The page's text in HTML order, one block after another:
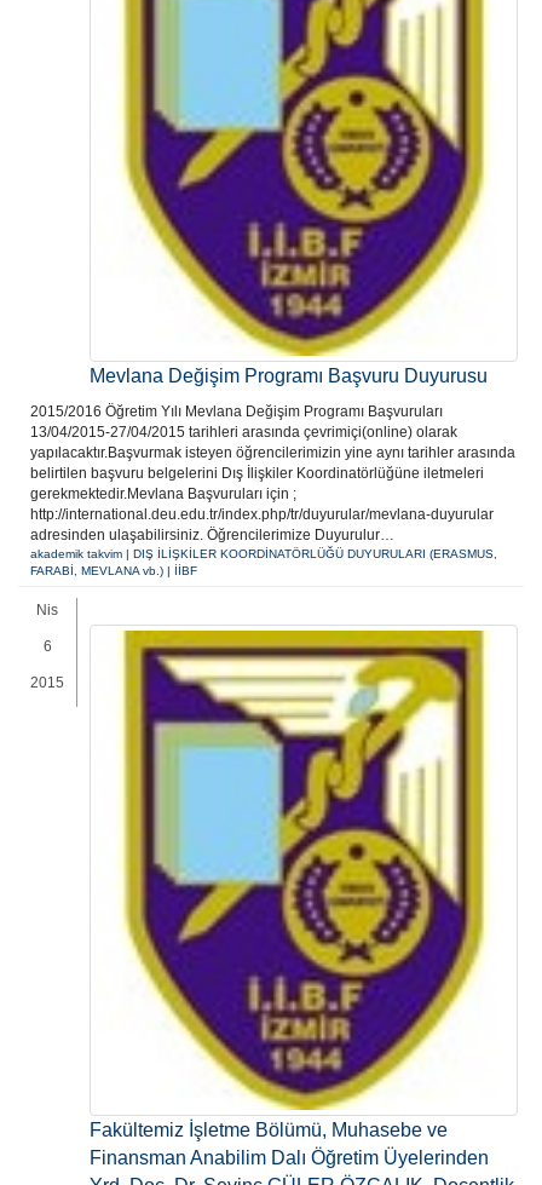
Mevlana Değişim Programı Başvuru Duyurusu
2015/2016 Öğretim Yılı Mevlana Değişim Programı Başvuruları
13/04/2015-27/04/2015 tarihleri arasında çevrimiçi(online) olarak
yapılacaktır.Başvurmak isteyen öğrencilerimizin yine aynı tarihler arasında
belirtilen başvuru belgelerini Dış İlişkiler Koordinatörlüğüne iletmeleri
gerekmektedir.Mevlana Başvuruları için ;
http://international.deu.edu.tr/index.php/tr/duyurular/mevlana-duyurular
adresinden ulaşabilirsiniz. Öğrencilerimize Duyurulur…
akademik takvim | DIŞ İLİŞKİLER KOORDİNATÖRLÜĞÜ DUYURULARI (ERASMUS,
FARABİ, MEVLANA vb.) | İİBF
Nis
6
2015
Fakültemiz İşletme Bölümü, Muhasebe ve
Finansman Anabilim Dalı Öğretim Üyelerinden